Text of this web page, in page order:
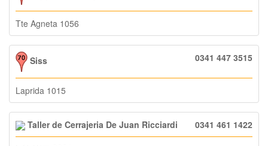
Tte Agneta 1056
Siss 0341 447 3515
Laprida 1015
Taller de Cerrajeria De Juan Ricciardi 0341 461 1422